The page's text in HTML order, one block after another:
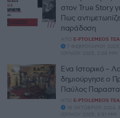
στον True Story
Πως
παράδοση
ΑΠΌ E-PTOLEMEOS
7 ΦΕΒΡΟΥΑΡΊΟΥ
ΙΟΥΝΊΟΥ 2025, 2:03 ΜΜ
Ένα Ιστορικό –
δημιούργησε ο
Παύλος
ΑΠΌ E-PTOLEMEOS
18 ΟΚΤΩΒΡΊΟΥ
ΙΟΥΝΊΟΥ 2025, 3:51 ΜΜ